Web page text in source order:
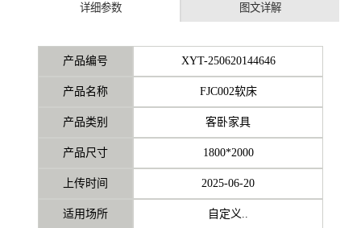
详细参数 图文详解
产品编号 XYT-250620144646
产品名称 FJC002软床
产品类别 客卧家具
产品尺寸 1800*2000
上传时间 2025-06-20
适用场所 自定义..